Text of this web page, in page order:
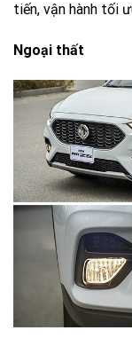
tiến, vận hành tối
Ngoại thất